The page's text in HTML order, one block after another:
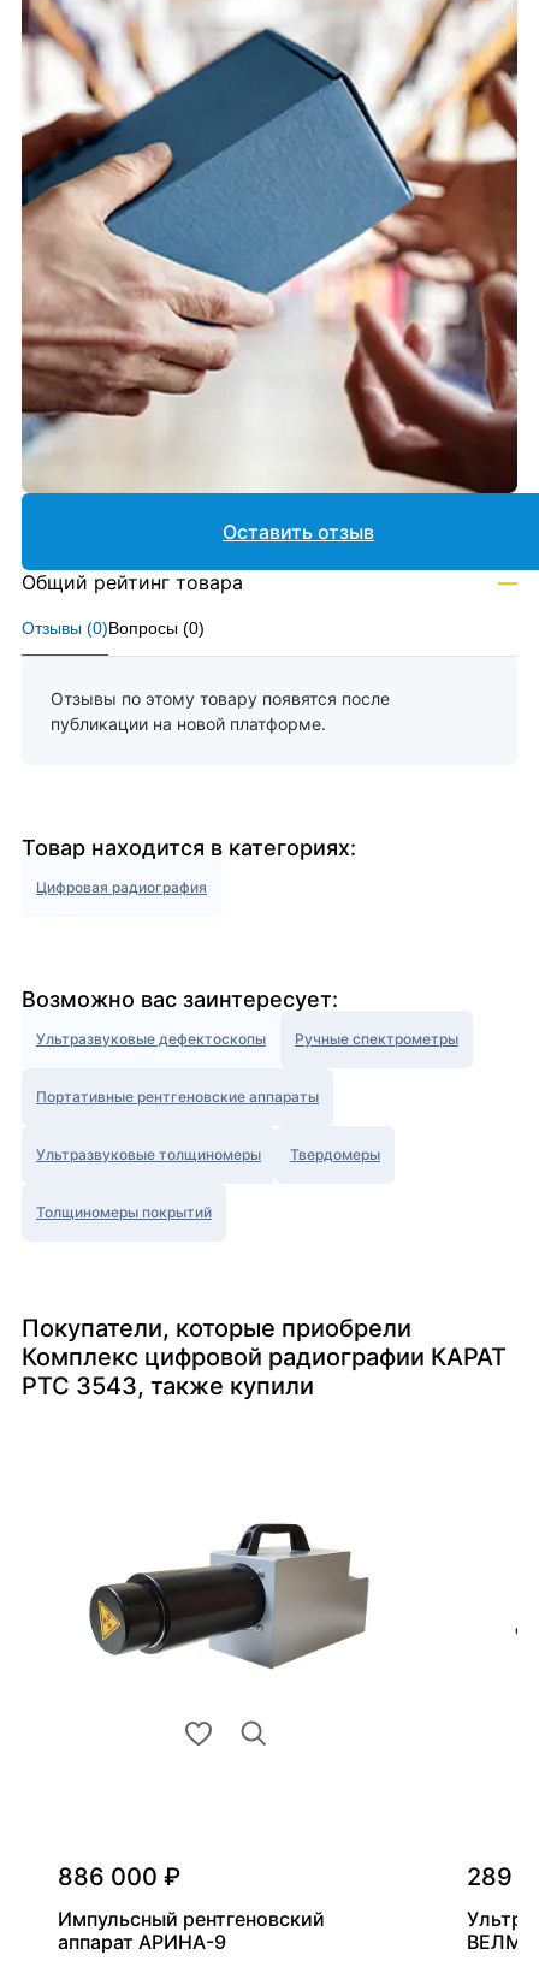
Отзывы (0)Вопросы (0)
Отзывы по этому товару появятся после
публикации на новой платформе.
Оставить отзыв
Общий рейтинг товара —
Товар находится в категориях:
Цифровая радиография
Возможно вас заинтересует:
Ультразвуковые дефектоскопы Ручные спектрометры
Портативные рентгеновские аппараты
Ультразвуковые толщиномеры Твердомеры
Толщиномеры покрытий
Покупатели, которые приобрели
Комплекс цифровой радиографии КАРАТ
РТС 3543, также купили
886 000 ₽
Импульсный рентгеновский
аппарат АРИНА-9
289